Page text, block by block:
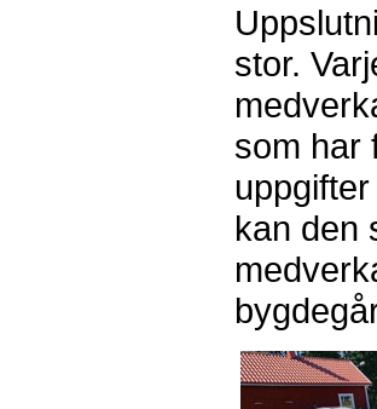
stor.
som har
kan den